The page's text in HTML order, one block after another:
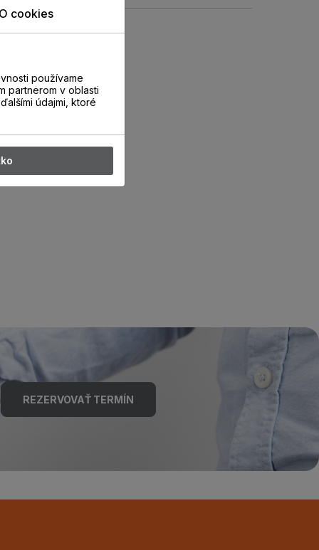
REZERVOVAŤ TERMÍN
cookies
používame
partnerom v oblasti
údajmi, ktoré